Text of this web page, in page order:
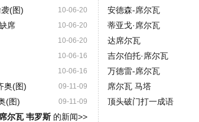
10-06-20
(图)
10-06-20
席
10-06-20
10-06-16
10-06-16
09-11-09
奥(图)
09-11-09
(图)
席尔瓦 韦罗斯的新闻>>
安德森-席尔瓦
蒂亚戈·席尔瓦
达席尔瓦
吉尔伯托·席尔瓦
万德雷-席尔瓦
席尔瓦 马塔
顶头破门打一成语